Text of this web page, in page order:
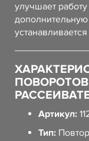
улучшает
ПОВОРОТОВ
Артикул:
Тип: